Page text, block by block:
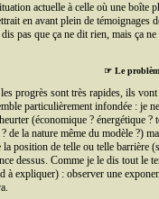
actuelle à celle où une boîte
en avant plein de témoignages
pas que ça ne dit rien, mais ça
☞ Le
progrès sont très rapides, ils
particulièrement infondée : je
(économique ? énergétique ?
de la nature même du modèle ?)
position de telle ou telle barrière
dessus. Comme je le dis tout le
à expliquer) : observer une